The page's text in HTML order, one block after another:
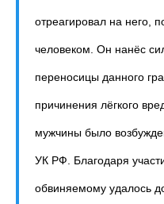
отреагировал на него,
человеком. Он нанёс
переносицы данного
причинения лёгкого
мужчины было
УК РФ. Благодаря
обвиняемому удалось